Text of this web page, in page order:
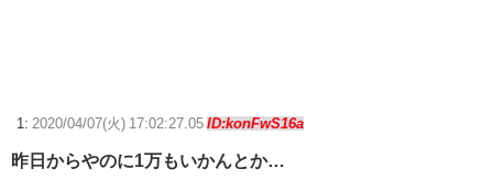
Edition』3,713 本
【ウマ娘】ディザイアの謎ポーズ、完全にアレと一致ｗｗｗ
1: 2020/04/07(火) 17:02:27.05 ID:konFwS16a
昨日からやのに1万もいかんとか…